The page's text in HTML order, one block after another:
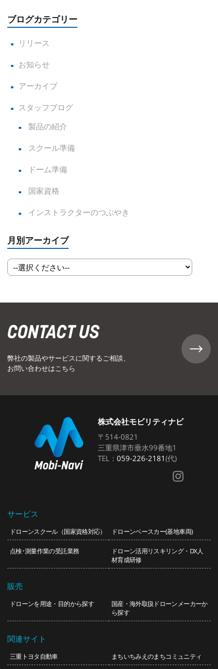
ブログカテゴリー
リリース
お知らせ
アーカイブ
スタッフブログ
製品の紹介
スクール準備
ドーム準備
国家資格
インストラクターのつぶやき
月別アーカイブ
CONTACT US
弊社の製品やサービスに関するご相談、
お問い合わせはこちら
株式会社モビリティナビ
〒514-0821
三重県津市垂水99番地1
TEL： 059-226-2181(代)
サービス
ドローンスクール（国家資格対応） ドローンベースカー(基地車両)
点検･測量作業の受託業務
ドローン活用リスキリング・DX人
材育成研修
販売
ドローンを用途・目的から探す
国産・海外取扱ドローンメーカーか
ら探す
関連サイト
三重トヨタ自動車 まちいちみえのまちコミュニティ